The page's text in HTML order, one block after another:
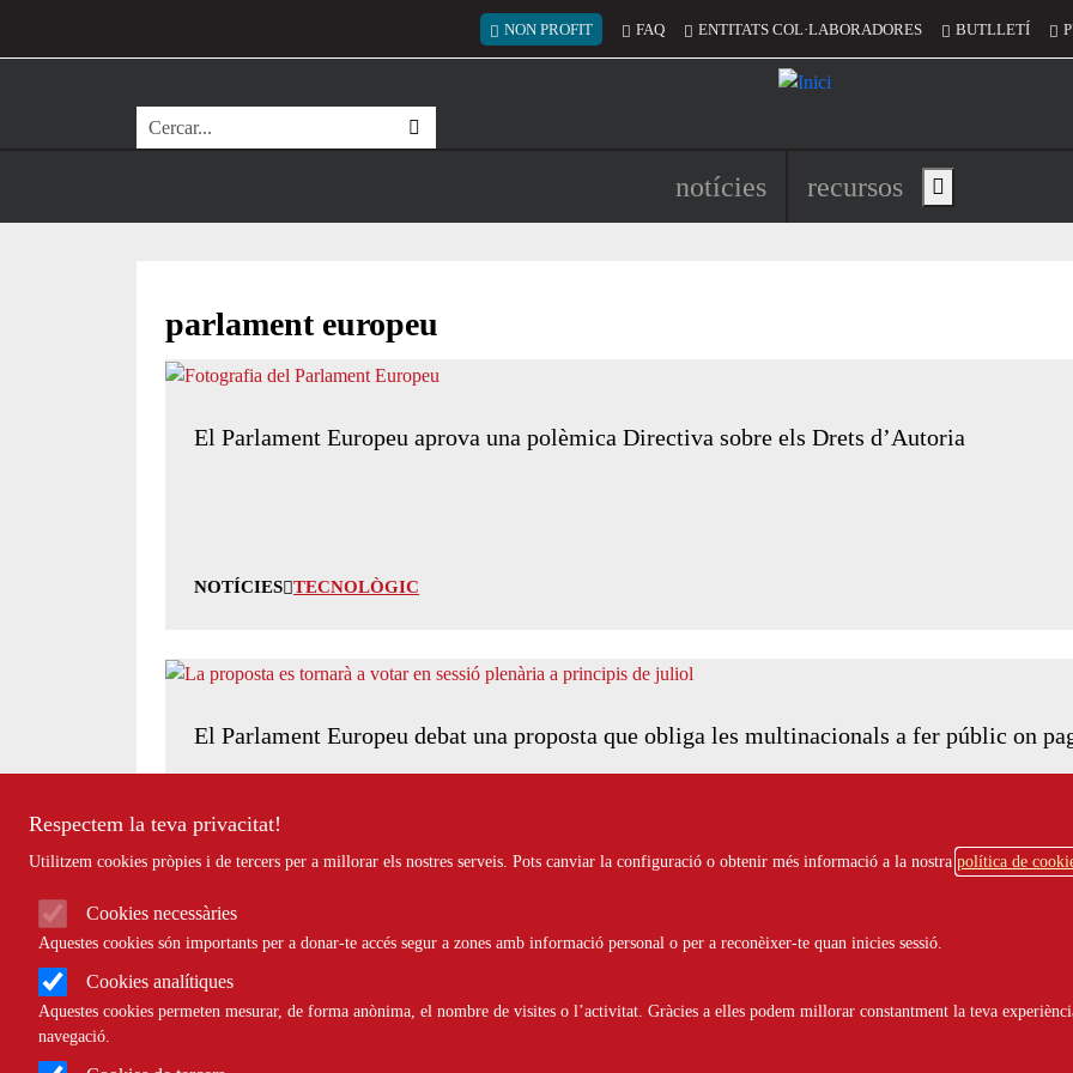
Respectem la teva privacitat!
Utilitzem cookies pròpies i de tercers per a millorar els nostres serveis. Pots canviar la configuració o obtenir més informació a la nostra política de
Cookies necessàries
Aquestes cookies són importants per a donar-te accés segur a zones amb informació personal o per a reconèixer-te quan inicies sessió.
Cookies analítiques
Aquestes cookies permeten mesurar, de forma anònima, el nombre de visites o l’activitat. Gràcies a elles podem millorar constantment la teva
navegació.
Menú del compte d'usuari
NON PROFIT FAQ ENTITATS COL·LABORADORES BUTLLETÍ
Cerca
Navegació principal de
notícies recursos Show main menu
parlament europeu
El Parlament Europeu aprova una polèmica Directiva sobre els Drets d’Autoria
NOTÍCIES TECNOLÒGIC
El Parlament Europeu debat una proposta que obliga les multinacionals a fer públic on